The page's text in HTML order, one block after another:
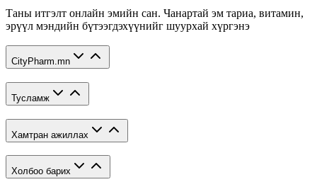
Таны итгэлт онлайн эмийн сан. Чанартай эм тариа, витамин,
эрүүл мэндийн бүтээгдэхүүнийг шуурхай хүргэнэ
CityPharm.mn
Тусламж
Хамтран ажиллах
Холбоо барих